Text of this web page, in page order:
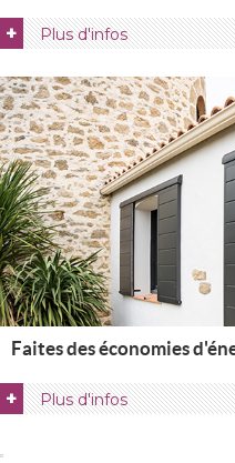
+ Plus d'infos
Faites des économies
+ Plus d'infos